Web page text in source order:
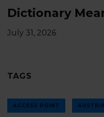
Dictionary
July 31, 2026
TAGS
ACCESS POINT